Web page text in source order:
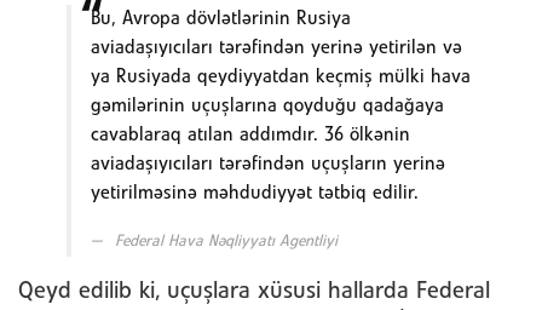
Bu, Avropa dövlətlərinin Rusiya
aviadaşıyıcıları tərəfindən yerinə yetirilən və
ya Rusiyada qeydiyyatdan keçmiş mülki hava
gəmilərinin uçuşlarına qoyduğu qadağaya
cavablaraq atılan addımdır. 36 ölkənin
aviadaşıyıcıları tərəfindən uçuşların yerinə
yetirilməsinə məhdudiyyət tətbiq edilir.
Federal Hava Nəqliyyatı Agentliyi
Qeyd edilib ki, uçuşlara xüsusi hallarda Federal